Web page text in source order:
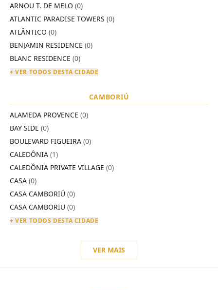
ARNOU T. DE MELO (0)
ATLANTIC PARADISE TOWERS (0)
ATLÂNTICO (0)
BENJAMIN RESIDENCE (0)
BLANC RESIDENCE (0)
+ VER TODOS DESTA CIDADE
CAMBORIÚ
ALAMEDA PROVENCE (0)
BAY SIDE (0)
BOULEVARD FIGUEIRA (0)
CALEDÔNIA (1)
CALEDÔNIA PRIVATE VILLAGE (0)
CASA (0)
CASA CAMBORIÚ (0)
CASA CAMBORIU (0)
+ VER TODOS DESTA CIDADE
VER MAIS